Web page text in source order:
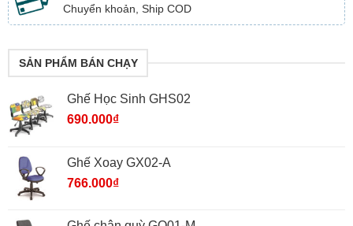
Chuyển khoản, Ship COD
SẢN PHẨM BÁN CHẠY
Ghế Học Sinh GHS02
690.000₫
Ghế Xoay GX02-A
766.000₫